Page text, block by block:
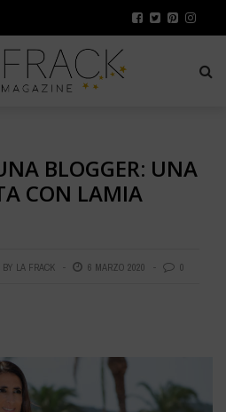
BLOGGER: UNA
CON LAMIA
BY LA FRACK 6 MARZO 2020 0